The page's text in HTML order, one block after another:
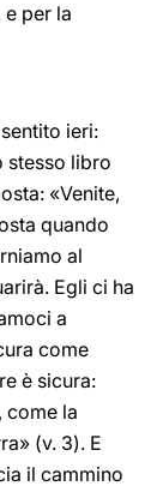
per la
ieri:
stesso libro
«Venite,
quando
al
Egli ci ha
a
come
è sicura:
come la
(v. 3). E
il cammino